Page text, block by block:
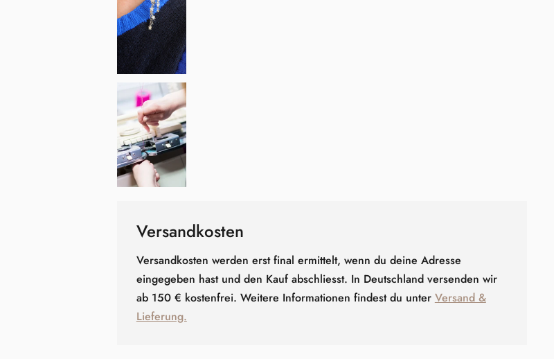
Versandkosten
Versandkosten werden erst final ermittelt, wenn du deine Adresse
eingegeben hast und den Kauf abschliesst. In Deutschland versenden wir
ab 150 € kostenfrei. Weitere Informationen findest du unter Versand &
Lieferung.